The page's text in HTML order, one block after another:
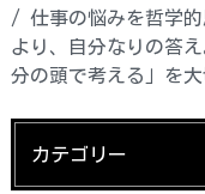
/ 仕事の悩みを哲学
より、自分なりの答
分の頭で考える」を
カテゴリー